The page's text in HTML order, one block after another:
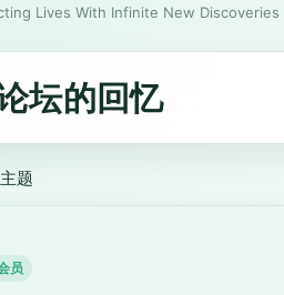
Lives With Infinite New Discoveries
坛的回忆
题
员